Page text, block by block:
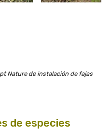
Nature de instalación de fajas
de especies